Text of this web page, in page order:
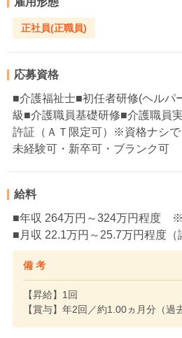
正社員(正職員)
応募資格
■介護福祉士■初任者研修(ヘルパ
級■介護職員基礎研修■介護職員
許証（ＡＴ限定可）※資格ナシ
未経験可・新卒可・ブランク可
給料
■年収 264万円～324万円程度
■月収 22.1万円～25.7万円程度（
備 考
【昇給】1回
【賞与】年2回／約1.00ヵ月分（過